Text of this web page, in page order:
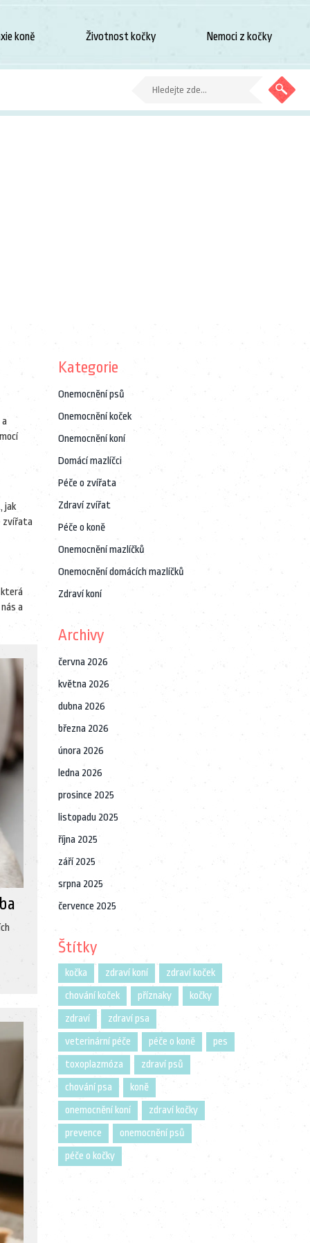
koně Životnost kočky Nemoci z kočky
jak
zvířata
a
Kategorie
Onemocnění psů
Onemocnění koček
Onemocnění koní
Domácí mazlíčci
Péče o zvířata
Zdraví zvířat
Péče o koně
Onemocnění mazlíčků
Onemocnění domácích mazlíčků
Zdraví koní
Archivy
června 2026
května 2026
dubna 2026
března 2026
února 2026
ledna 2026
prosince 2025
listopadu 2025
října 2025
září 2025
srpna 2025
července 2025
Štítky
kočka zdraví koní
zdraví koček
chování koček
příznaky
kočky
zdraví
zdraví psa
veterinární péče
péče o koně
pes
toxoplazmóza
zdraví psů
chování psa
koně
onemocnění koní
zdraví kočky
prevence
onemocnění psů
péče o kočky